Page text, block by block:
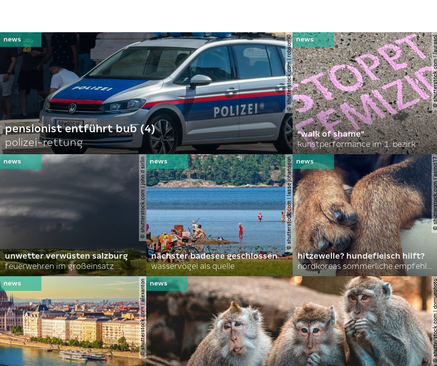
© shutterstock.com | robson90
pensionist entführt bub (4)
polizei-rettung
©
"walk of shame"
kunstperformance im 1. bezirk
© shutterstock.com | john d sirlin
unwetter verwüsten salzburg
feuerwehren im großeinsatz
© shutterstock.com | lasse johansson
nächster badesee geschlossen
wasservögel als quelle
©
hitzewelle? hundefleisch hilft?
nordkoreas sommerliche empfehlungen
© shutterstock.com | alexanton ©